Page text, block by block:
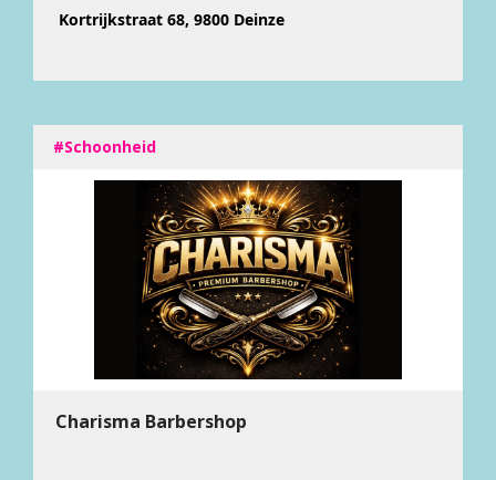
Kortrijkstraat 68, 9800 Deinze
#Schoonheid
Charisma Barbershop